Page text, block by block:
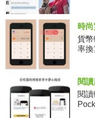
時
貨
率
閱
閱